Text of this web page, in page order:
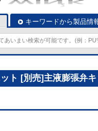
キーワードから製品情
ト [別売]主液膨張弁